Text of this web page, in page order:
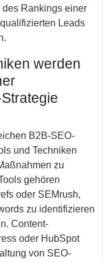
Rankings einer
Leads
werden
B2B-SEO-
und Techniken
zu
gehören
oder SEMrush,
zu identifizieren
Content-
oder HubSpot
von SEO-